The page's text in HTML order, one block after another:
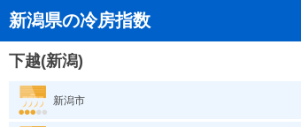
新潟県の冷房指数
下越(新潟)
新潟市